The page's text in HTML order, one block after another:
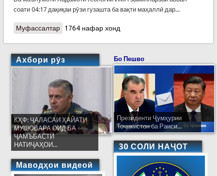
соати 04:17 дақиқаи рӯзи гузашта ба вақти маҳаллӣ дар...
Муфассалтаро Шумораи ҳалокшудагон дар ду заминларзаи
1764 нафар хонд
Ахбори рӯз
КҲФ: ҶАЛАСАИ ҲАЙАТИ
МУШОВАРА ОИД БА
ҶАМЪБАСТИ
НАТИҶАҲОИ...
Маводҳои видеоӣ
Бо Пешво
Президенти Ҷумҳурии
Тоҷикистон ба Раиси...
30 СОЛИ НАҶОТ